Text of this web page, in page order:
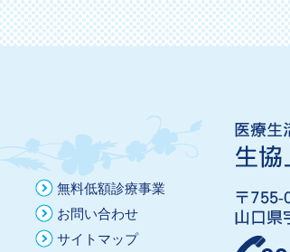
無料低額診療事業
お問い合わせ
サイトマップ